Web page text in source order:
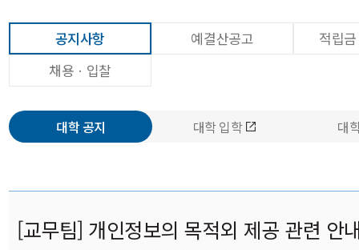
공지사항 예결산공고
적립
채용ㆍ입찰
대학 공지 대학 입학 대
[교무팀] 개인정보의 목적외 제공 관련 안